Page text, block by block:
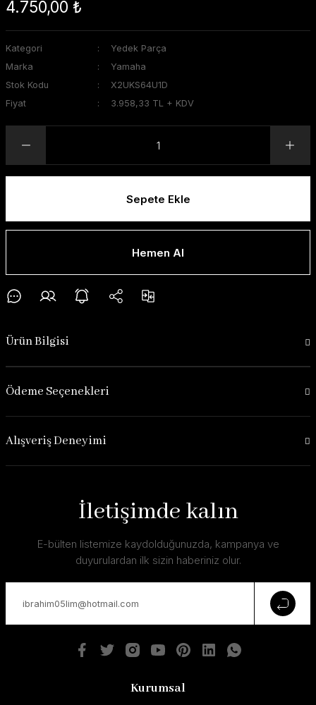
4.750,00 ₺
Kategori
Yedek Parça
Marka
Yamaha
Stok Kodu
X2UKS64U1D
Fiyat
3.958,33 TL + KDV
Sepete Ekle
Hemen Al
Ürün Bilgisi
Ödeme Seçenekleri
Alışveriş Deneyimi
İletişimde kalın
E-bülten listemize kaydolduğunuzda, kampanya ve
duyurulardan ilk sizin haberiniz olur.
Kurumsal